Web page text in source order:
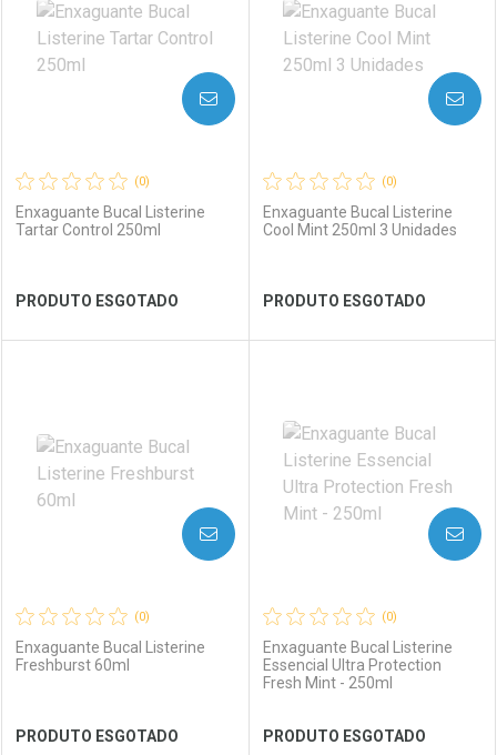
Ver Desconto Convênio Ver Desconto Convênio
(0)
Enxaguante Bucal Listerine
Tartar Control 250ml
PRODUTO ESGOTADO
AVISE-ME
Laboratório
Ver Desconto Convênio
Por Menos
(0)
Enxaguante Bucal Listerine
Cool Mint 250ml 3 Unidades
PRODUTO ESGOTADO
AVISE-ME
Laboratório
Ver Desconto Convênio
Por Menos
(0)
Enxaguante Bucal Listerine
Freshburst 60ml
PRODUTO ESGOTADO
AVISE-ME
(0)
Enxaguante Bucal Listerine
Essencial Ultra Protection
Fresh Mint - 250ml
PRODUTO ESGOTADO
AVISE-ME